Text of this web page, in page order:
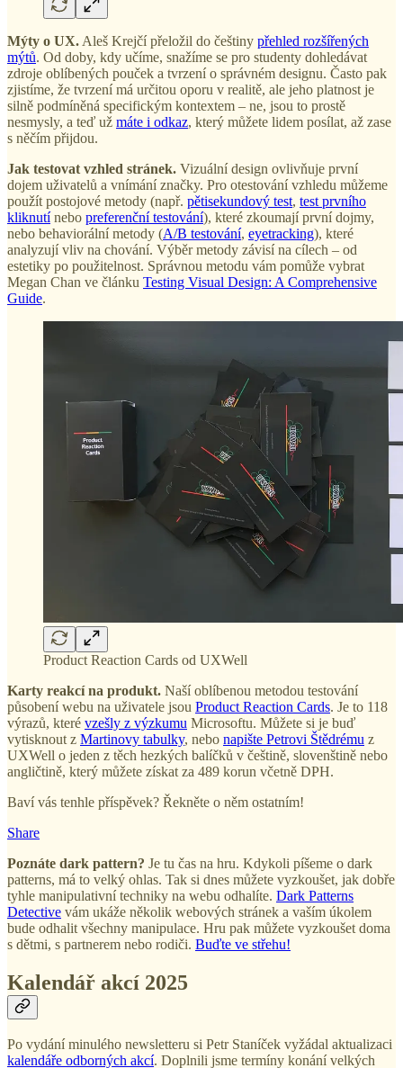
Mýty o UX. Aleš Krejčí přeložil do češtiny přehled rozšířených
mýtů. Od doby, kdy učíme, snažíme se pro studenty dohledávat
zdroje oblíbených pouček a tvrzení o správném designu. Často pak
zjistíme, že tvrzení má určitou oporu v realitě, ale jeho platnost je
silně podmíněná specifickým kontextem – ne, jsou to prostě
nesmysly, a teď už máte i odkaz, který můžete lidem posílat, až zase
s něčím přijdou.
Jak testovat vzhled stránek. Vizuální design ovlivňuje první
dojem uživatelů a vnímání značky. Pro otestování vzhledu můžeme
použít postojové metody (např. pětisekundový test, test prvního
kliknutínebo preferenční testování), které zkoumají první dojmy,
nebo behaviorální metody (A/B testování, eyetracking), které
analyzují vliv na chování. Výběr metody závisí na cílech – od
estetiky po použitelnost. Správnou metodu vám pomůže vybrat
Megan Chan ve článku Testing Visual Design: A Comprehensive
Guide.
Product Reaction Cards od UXWell
Karty reakcí na produkt. Naší oblíbenou metodou testování
působení webu na uživatele jsou Product Reaction Cards. Je to 118
výrazů, které vzešly z výzkumu Microsoftu. Můžete si je buď
vytisknout z Martinovy tabulky, nebo napište Petrovi Štědrému z
UXWell o jeden z těch hezkých balíčků v češtině, slovenštině nebo
angličtině, který můžete získat za 489 korun včetně DPH.
Baví vás tenhle příspěvek? Řekněte o něm ostatním!
Share
Poznáte dark pattern? Je tu čas na hru. Kdykoli píšeme o dark
patterns, má to velký ohlas. Tak si dnes můžete vyzkoušet, jak dobře
tyhle manipulativní techniky na webu odhalíte. Dark Patterns
Detective vám ukáže několik webových stránek a vaším úkolem
bude odhalit všechny manipulace. Hru pak můžete vyzkoušet doma
s dětmi, s partnerem nebo rodiči. Buďte ve střehu!
Kalendář akcí 2025
Po vydání minulého newsletteru si Petr Staníček vyžádal aktualizaci
kalendáře odborných akcí. Doplnili jsme termíny konání velkých